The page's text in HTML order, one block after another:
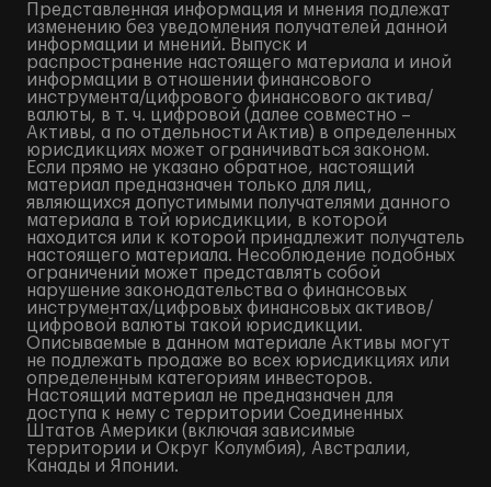
Представленная информация и мнения подлежат
изменению без уведомления получателей данной
информации и мнений. Выпуск и
распространение настоящего материала и иной
информации в отношении финансового
инструмента/цифрового финансового актива/
валюты, в т. ч. цифровой (далее совместно –
Активы, а по отдельности Актив) в определенных
юрисдикциях может ограничиваться законом.
Если прямо не указано обратное, настоящий
материал предназначен только для лиц,
являющихся допустимыми получателями данного
материала в той юрисдикции, в которой
находится или к которой принадлежит получатель
настоящего материала. Несоблюдение подобных
ограничений может представлять собой
нарушение законодательства о финансовых
инструментах/цифровых финансовых активов/
цифровой валюты такой юрисдикции.
Описываемые в данном материале Активы могут
не подлежать продаже во всех юрисдикциях или
определенным категориям инвесторов.
Настоящий материал не предназначен для
доступа к нему с территории Соединенных
Штатов Америки (включая зависимые
территории и Округ Колумбия), Австралии,
Канады и Японии.